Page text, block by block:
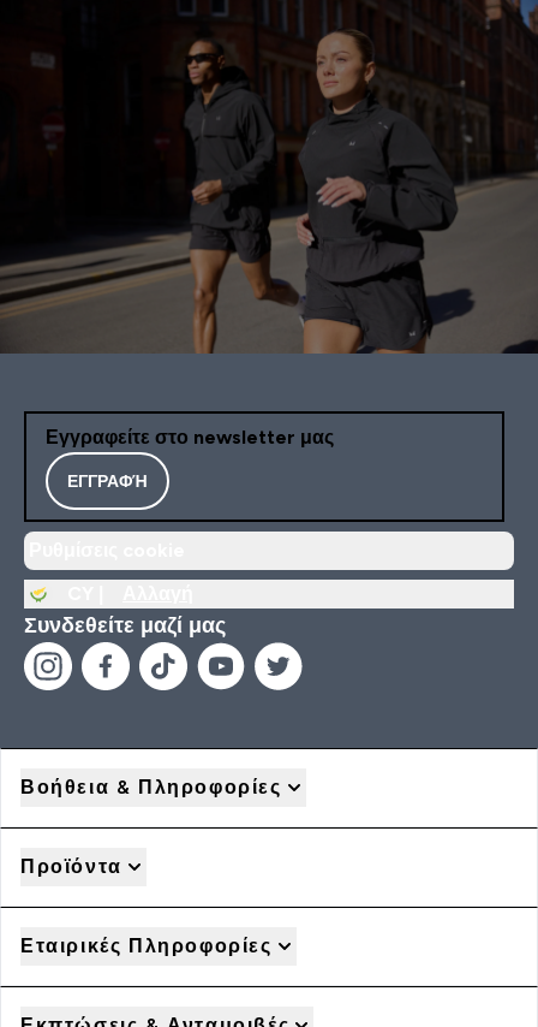
Εγγραφείτε στο newsletter μας
ΕΓΓΡΑΦΉ
Συνδεθείτε μαζί μας
Βοήθεια & Πληροφορίες
Προϊόντα
Εταιρικές Πληροφορίες